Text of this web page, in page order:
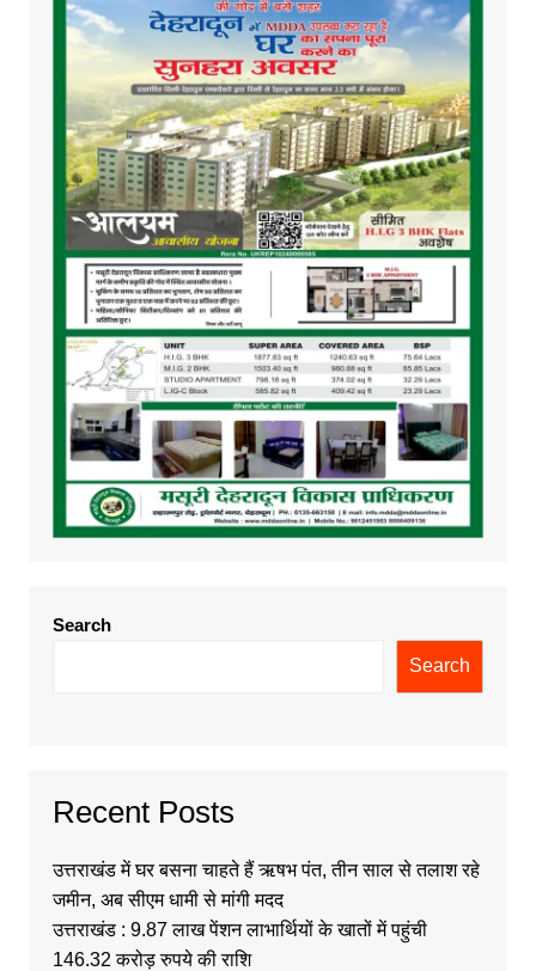
Search
Search
Recent Posts
उत्तराखंड में घर बसना चाहते हैं ऋषभ पंत, तीन साल से तलाश रहे
जमीन, अब सीएम धामी से मांगी मदद
उत्तराखंड : 9.87 लाख पेंशन लाभार्थियों के खातों में पहुंची
146.32 करोड़ रुपये की राशि